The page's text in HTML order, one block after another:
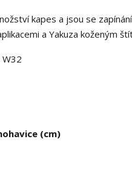
kapes a jsou se
a Yakuza koženým
(cm)